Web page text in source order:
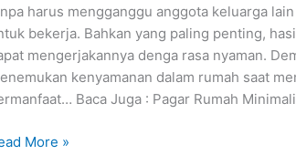
harus mengganggu anggota keluarga
bekerja. Bahkan yang paling penting,
mengerjakannya denga rasa nyaman.
kenyamanan dalam rumah saat
Baca Juga : Pagar Rumah
More »